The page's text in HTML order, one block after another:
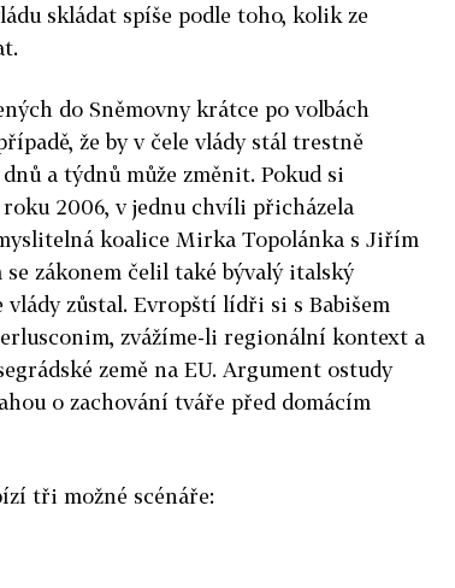
skládat spíše podle toho, kolik ze
do Sněmovny krátce po volbách
že by v čele vlády stál trestně
a týdnů může změnit. Pokud si
roku 2006, v jednu chvíli přicházela
koalice Mirka Topolánka s Jiřím
zákonem čelil také bývalý italský
zůstal. Evropští lídři si s Babišem
zvážíme-li regionální kontext a
země na EU. Argument ostudy
o zachování tváře před domácím
tři možné scénáře: